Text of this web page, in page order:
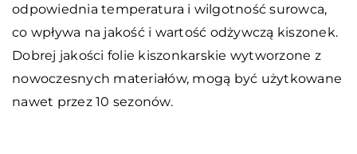
odpowiednia temperatura i wilgotność surowca,
co wpływa na jakość i wartość odżywczą kiszonek.
Dobrej jakości folie kiszonkarskie wytworzone z
nowoczesnych materiałów, mogą być użytkowane
nawet przez 10 sezonów.